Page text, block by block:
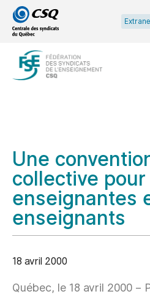
Passer
au
menu
principal
Passer
au
contenu
Une
collective pour
enseignantes
enseignants
18 avril 2000
Québec, le 18 avril 2000 –